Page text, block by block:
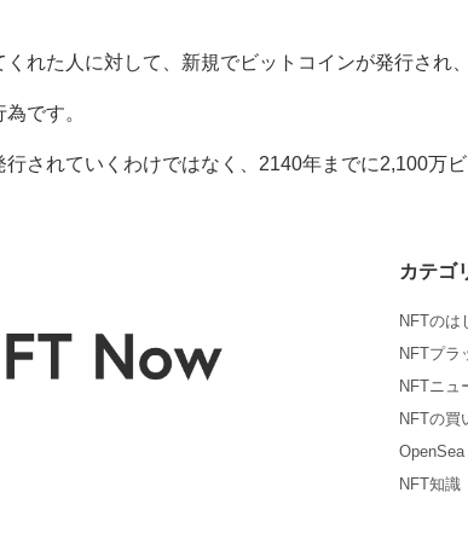
れた人に対して、新規でビットコインが発行され
です。
されていくわけではなく、2140年までに2,100万
カテゴ
NFTのは
NFTプラ
NFTニュ
NFTの買
OpenSea
NFT知識